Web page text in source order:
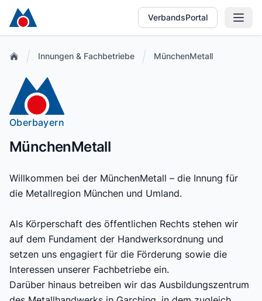
VerbandsPortal
Innungen & Fachbetriebe MünchenMetall
Oberbayern
MünchenMetall
Willkommen bei der MünchenMetall – die Innung für
die Metallregion München und Umland.
Als Körperschaft des öffentlichen Rechts stehen wir
auf dem Fundament der Handwerksordnung und
setzen uns engagiert für die Förderung sowie die
Interessen unserer Fachbetriebe ein.
Darüber hinaus betreiben wir das Ausbildungszentrum